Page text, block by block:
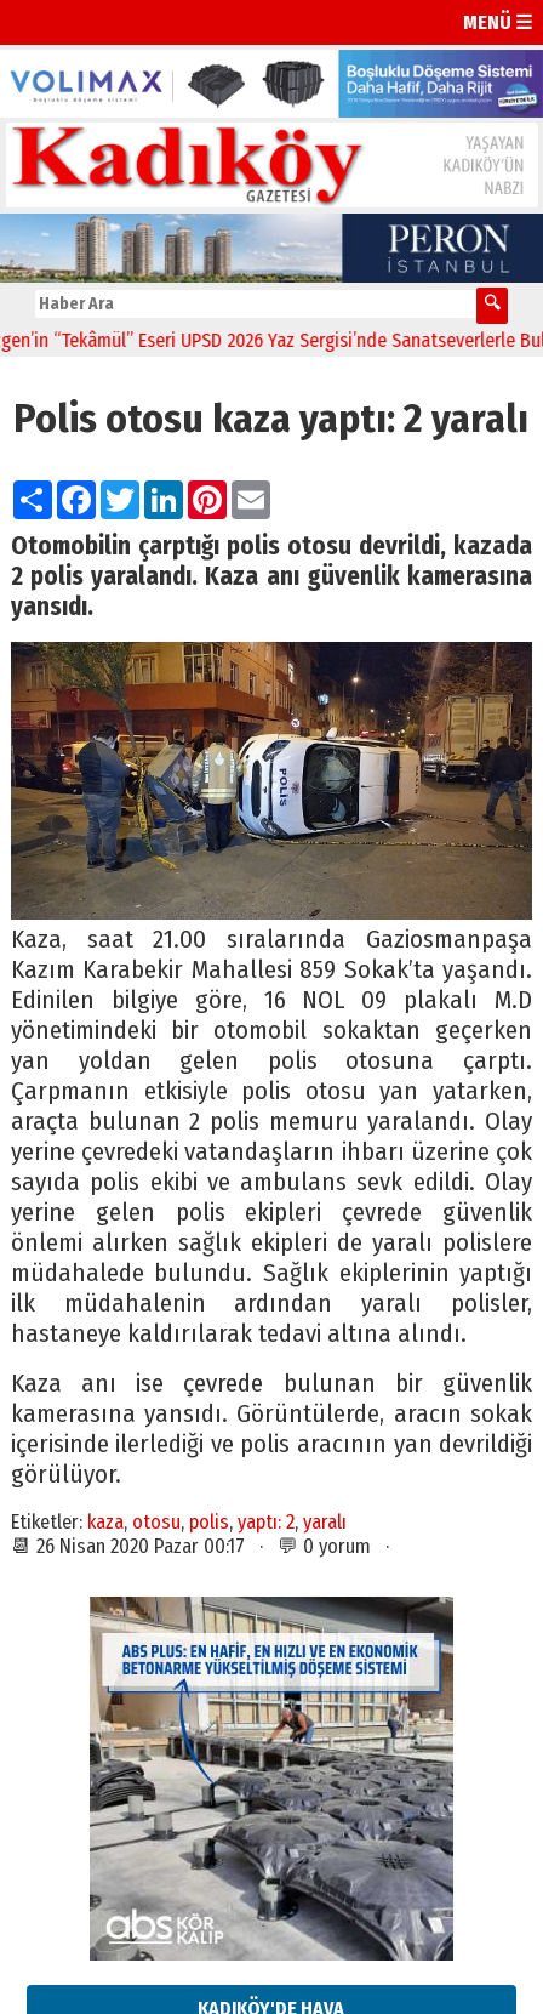
MENÜ ☰
“Tekâmül” Eseri UPSD 2026 Yaz Sergisi’nde Sanatseverlerle
Polis otosu kaza yaptı: 2 yaralı
PaylaşFacebook
TwitterLinkedIn
Pinterest
Email
Otomobilin çarptığı polis otosu devrildi, kazada
2 polis yaralandı. Kaza anı güvenlik kamerasına
yansıdı.
Kaza, saat 21.00 sıralarında Gaziosmanpaşa
Kazım Karabekir Mahallesi 859 Sokak’ta yaşandı.
Edinilen bilgiye göre, 16 NOL 09 plakalı M.D
yönetimindeki bir otomobil sokaktan geçerken
yan yoldan gelen polis otosuna çarptı.
Çarpmanın etkisiyle polis otosu yan yatarken,
araçta bulunan 2 polis memuru yaralandı. Olay
yerine çevredeki vatandaşların ihbarı üzerine çok
sayıda polis ekibi ve ambulans sevk edildi. Olay
yerine gelen polis ekipleri çevrede güvenlik
önlemi alırken sağlık ekipleri de yaralı polislere
müdahalede bulundu. Sağlık ekiplerinin yaptığı
ilk müdahalenin ardından yaralı polisler,
hastaneye kaldırılarak tedavi altına alındı.
Kaza anı ise çevrede bulunan bir güvenlik
kamerasına yansıdı. Görüntülerde, aracın sokak
içerisinde ilerlediği ve polis aracının yan devrildiği
görülüyor.
Etiketler: kaza, otosu, polis, yaptı: 2, yaralı
📆 26 Nisan 2020 Pazar 00:17 · 💬 0 yorum ·
KADIKÖY'DE HAVA